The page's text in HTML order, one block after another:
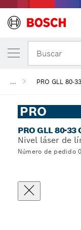
Buscar
... PRO GLL 80-
PRO
PRO GLL 80-33
Nivel láser de
Número de pedido